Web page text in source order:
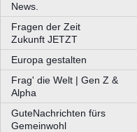
News.
Fragen der Zeit
Zukunft JETZT
Europa gestalten
Frag' die Welt | Gen Z &
Alpha
GuteNachrichten fürs
Gemeinwohl